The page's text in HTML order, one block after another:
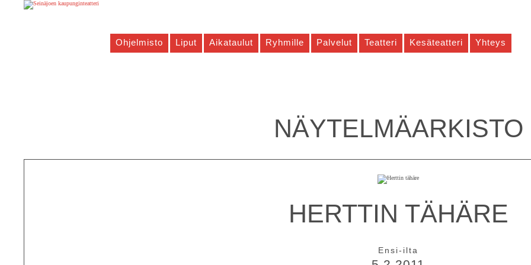
Ohjelmisto Liput Aikataulut Ryhmille Palvelut Teatteri Kesäteatteri Yhteys
NÄYTELMÄ­ARKISTO
HERTTIN TÄHÄRE
Ensi-ilta